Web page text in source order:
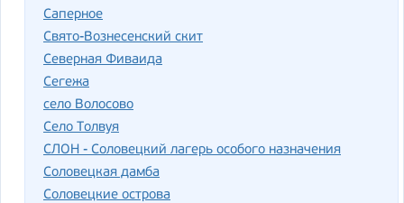
Саперное
Свято-Вознесенский скит
Северная Фиваида
Сегежа
село Волосово
Село Толвуя
СЛОН - Соловецкий лагерь особого назначения
Соловецкая дамба
Соловецкие острова